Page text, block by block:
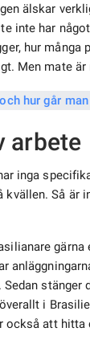
älskar
inte har
hur
Men mate
arbete
inga
kvällen. Så är
stänger
i
också att